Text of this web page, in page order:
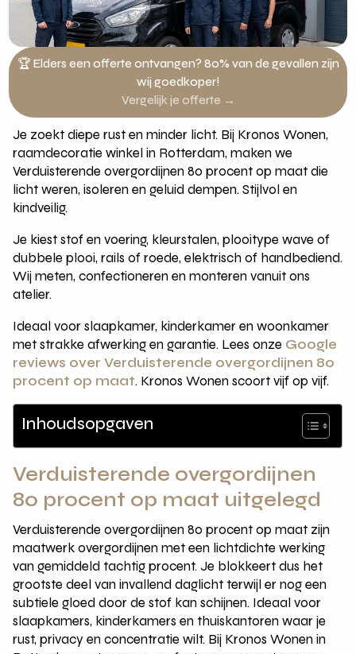
🏆 Elders een offerte ontvangen? 80% van de gevallen zijn
wij goedkoper!
Vergelijk je offerte →
Je zoekt diepe rust en minder licht. Bij Kronos Wonen,
raamdecoratie winkel in Rotterdam, maken we
Verduisterende overgordijnen 80 procent op maat die
licht weren, isoleren en geluid dempen. Stijlvol en
kindveilig.
Je kiest stof en voering, kleurstalen, plooitype wave of
dubbele plooi, rails of roede, elektrisch of handbediend.
Wij meten, confectioneren en monteren vanuit ons
atelier.
Ideaal voor slaapkamer, kinderkamer en woonkamer
met strakke afwerking en garantie. Lees onze Google
reviews over Verduisterende overgordijnen 80
procent op maat. Kronos Wonen scoort vijf op vijf.
Inhoudsopgaven
Verduisterende overgordijnen
80 procent op maat uitgelegd
Verduisterende overgordijnen 80 procent op maat zijn
maatwerk overgordijnen met een lichtdichte werking
van gemiddeld tachtig procent. Je blokkeert dus het
grootste deel van invallend daglicht terwijl er nog een
subtiele gloed door de stof kan schijnen. Ideaal voor
slaapkamers, kinderkamers en thuiskantoren waar je
rust, privacy en concentratie wilt. Bij Kronos Wonen in